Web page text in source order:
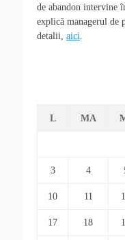
de abandon intervine
explică managerul
detalii, aici
L MA
3 4
10 11
17 18